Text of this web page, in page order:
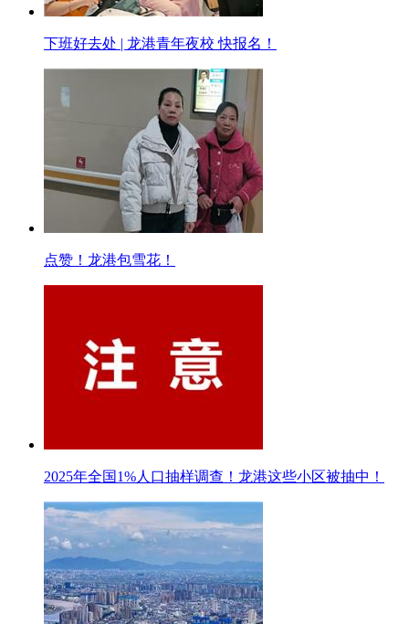
下班好去处 | 龙港青年夜校 快报名！
点赞！龙港包雪花！
2025年全国1%人口抽样调查！龙港这些小区被抽中！